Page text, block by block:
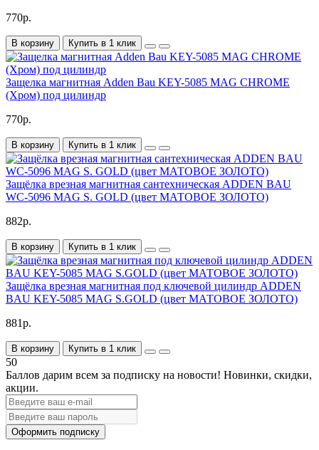
770р.
В корзину Купить в 1 клик
Защелка магнитная Adden Bau KEY-5085 MAG CHROME
(Хром) под цилиндр
770р.
В корзину Купить в 1 клик
Защёлка врезная магнитная сантехническая ADDEN BAU
WC-5096 MAG S. GOLD (цвет МАТОВОЕ ЗОЛОТО)
882р.
В корзину Купить в 1 клик
Защёлка врезная магнитная под ключевой цилиндр ADDEN
BAU KEY-5085 MAG S.GOLD (цвет МАТОВОЕ ЗОЛОТО)
881р.
В корзину Купить в 1 клик
50
Баллов дарим всем за подписку на новости! Новинки, скидки,
акции.
Оформить подписку